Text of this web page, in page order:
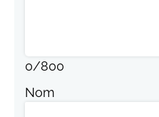
0/800
Nom